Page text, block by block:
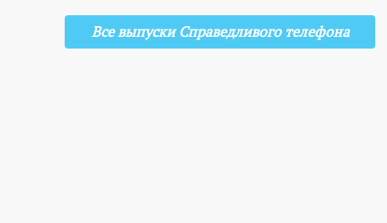
Все выпуски Справедливого телефона